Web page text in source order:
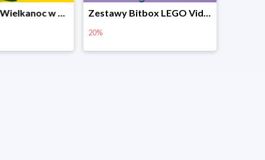
Prezenty na Wielkanoc w Planecie Klocków od 16,99 zł Zestawy Bitbox LEGO Vidiyo w Planecie Klocków -20%
20%